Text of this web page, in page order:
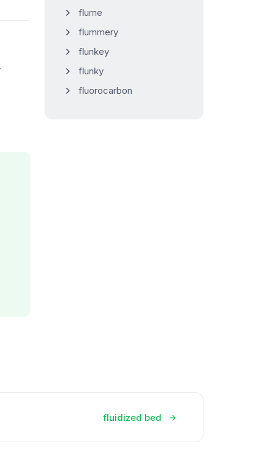
flume
flummery
flunkey
flunky
fluorocarbon
fluidized bed